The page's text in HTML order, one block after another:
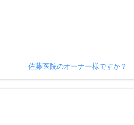
佐藤医院のオーナー様ですか？